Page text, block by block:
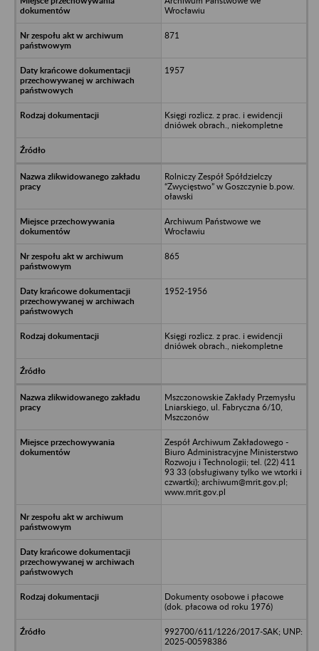
Wrocławiu
871
1957
Księgi rozlicz. z prac. i ewidencji
dniówek obrach., niekompletne
Rolniczy Zespół Spółdzielczy
“Zwycięstwo” w Goszczynie b.pow.
oławski
Archiwum Państwowe we
Wrocławiu
865
1952-1956
Księgi rozlicz. z prac. i ewidencji
dniówek obrach., niekompletne
Mszczonowskie Zakłady Przemysłu
Lniarskiego, ul. Fabryczna 6/10,
Mszczonów
Zespół Archiwum Zakładowego -
Biuro Administracyjne Ministerstwo
Rozwoju i Technologii; tel. (22) 411
93 33 (obsługiwany tylko we wtorki i
czwartki); archiwum@mrit.gov.pl;
www.mrit.gov.pl
Dokumenty osobowe i płacowe
(dok. płacowa od roku 1976)
992700/611/1226/2017-SAK; UNP:
2025-00598386